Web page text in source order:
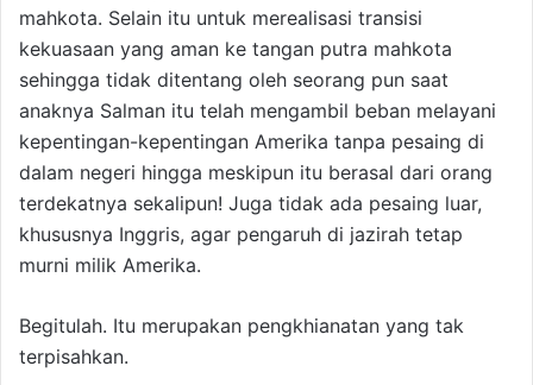
mahkota. Selain itu untuk merealisasi transisi
kekuasaan yang aman ke tangan putra mahkota
sehingga tidak ditentang oleh seorang pun saat
anaknya Salman itu telah mengambil beban melayani
kepentingan-kepentingan Amerika tanpa pesaing di
dalam negeri hingga meskipun itu berasal dari orang
terdekatnya sekalipun! Juga tidak ada pesaing luar,
khususnya Inggris, agar pengaruh di jazirah tetap
murni milik Amerika.
Begitulah. Itu merupakan pengkhianatan yang tak
terpisahkan.